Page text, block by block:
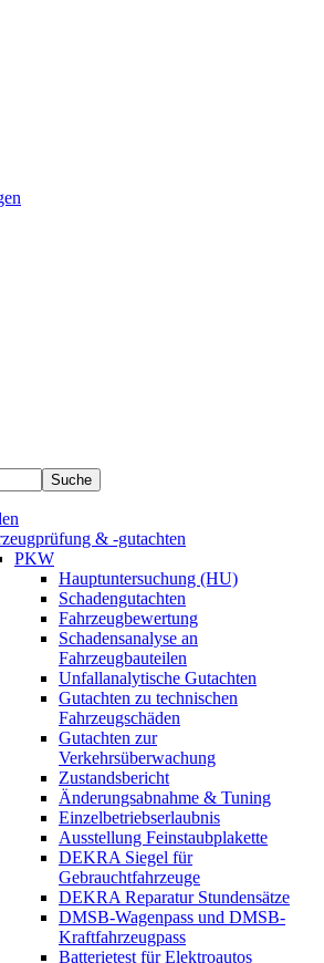
Suche
& -gutachten
PKW
Hauptuntersuchung (HU)
Schadengutachten
Fahrzeugbewertung
Schadensanalyse an
Fahrzeugbauteilen
Unfallanalytische Gutachten
Gutachten zu technischen
Fahrzeugschäden
Gutachten zur
Verkehrsüberwachung
Zustandsbericht
Änderungsabnahme & Tuning
Einzelbetriebserlaubnis
Ausstellung Feinstaubplakette
DEKRA Siegel für
Gebrauchtfahrzeuge
DEKRA Reparatur Stundensätze
DMSB-Wagenpass und DMSB-
Kraftfahrzeugpass
Batterietest für Elektroautos